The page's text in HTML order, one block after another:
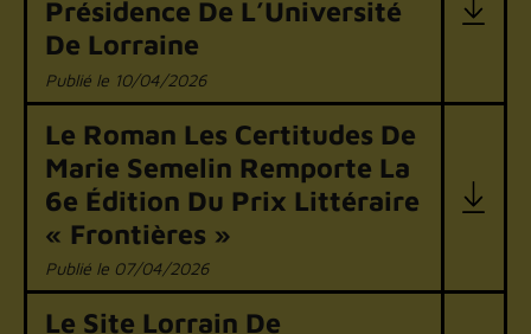
Présidence De L’Université
De Lorraine
10/04/2026
Le Roman Les Certitudes De
Marie Semelin Remporte La
6e Édition Du Prix Littéraire
« Frontières »
07/04/2026
Le Site Lorrain De